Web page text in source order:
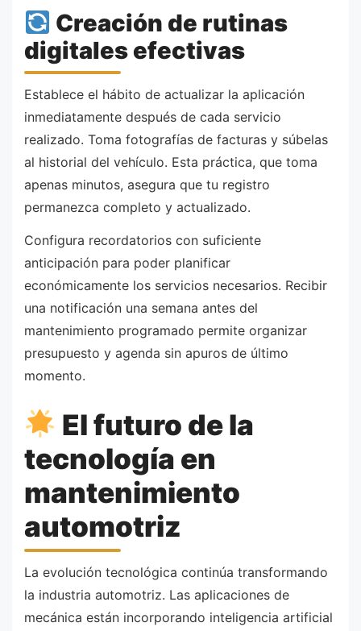
Creación de rutinas
digitales efectivas
Establece el hábito de actualizar la aplicación
inmediatamente después de cada servicio
realizado. Toma fotografías de facturas y súbelas
al historial del vehículo. Esta práctica, que toma
apenas minutos, asegura que tu registro
permanezca completo y actualizado.
Configura recordatorios con suficiente
anticipación para poder planificar
económicamente los servicios necesarios. Recibir
una notificación una semana antes del
mantenimiento programado permite organizar
presupuesto y agenda sin apuros de último
momento.
El futuro de la
tecnología en
mantenimiento
automotriz
La evolución tecnológica continúa transformando
la industria automotriz. Las aplicaciones de
mecánica están incorporando inteligencia artificial